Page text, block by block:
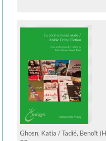
Ghosn, Katia / Tadié, Benoît